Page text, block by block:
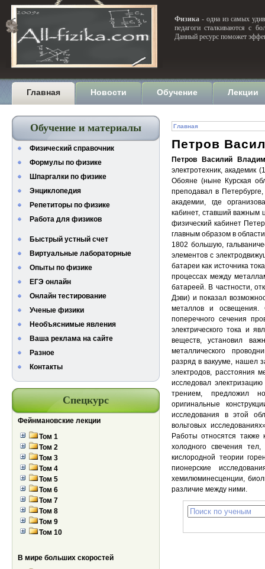
Физика - одна из самых
педагоги сталкиваются с
Данный ресурс поможет
Главная Новости Обучение Лекции
Обучение и материалы
Физический справочник
Формулы по физике
Шпаргалки по физике
Энциклопедия
Репетиторы по физике
Работа для физиков
Быстрый устный счет
Виртуальные лабораторные
Опыты по физике
ЕГЭ онлайн
Онлайн тестирование
Ученые физики
Необъяснимые явления
Ваша реклама на сайте
Разное
Контакты
Спецкурс
Фейнмановские лекции
Том 1
Том 2
Том 3
Том 4
Том 5
Том 6
Том 7
Том 8
Том 9
Том 10
В мире больших скоростей
Главная
Петров
Петров Василий
электротехник, академик
Обояне (ныне Курская
преподавал в
академии, где
кабинет, ставший важным
физический кабинет
главным образом в
1802 большую,
элементов с
батареи как источника
процессах между
батареей. В частности,
Дэви) и показал
металлов и освещения.
поперечного сечения
электрического тока и
веществ, установил
металлического
разряд в вакууме, нашел
электродов, расстояния
исследовал
трением, предложил
оригинальные
исследования в этой
вольтовых
Работы относятся также
холодного свечения тел,
кислородной теории
пионерские
хемилюминесценции,
различие между ними.